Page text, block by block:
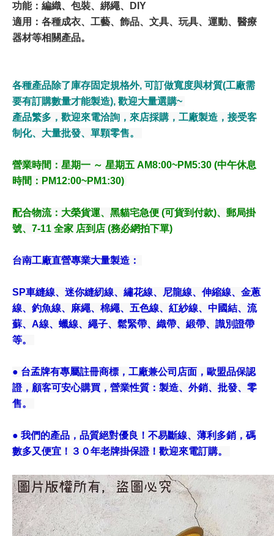
功能：編織、包裝、綁繩、DIY
適用：各種成衣、工藝、飾品、文具、玩具、運動、醫療
器材等相關產品。
各種產品除了庫存固定規格外, 可訂做寬度與材質(工廠需
要有訂購數量才能製造), 歡迎大量選購~
產品繁多，歡迎來電洽詢，來店採購，工廠製造，接受客
制化、大量批發、單顆零售。
營業時間：星期一 ～ 星期五 AM8:00~PM5:30 (中午休息
時間：PM12:00~PM1:30)
配合物流：大榮貨運、黑貓宅急便 (可貨到付款)、郵局掛
號、7-11 全家 店到店 (務必網拍下單)
台南工廠直營專業大量製造：
SP車縫線、迷你縫紉線、繡花線、尼龍線、伸縮線、金蔥
線、釣魚線、麻繩、棉繩、五色線、紅紗線、中國結、流
蘇、A線、蠟線、繩子、鬆緊帶、織帶、緞帶、識別證帶
等。
● 台孟牌有專屬註冊商標，工廠兼公司店面，歐盟品保認
證，顧客可安心購買，營業性質：製造、外銷、批發、零
售。
● 我們的產品，品質絕對優良！不易斷線、薄利多銷，碼
數多又便宜！３０年老牌掛保證！歡迎來電訂購。